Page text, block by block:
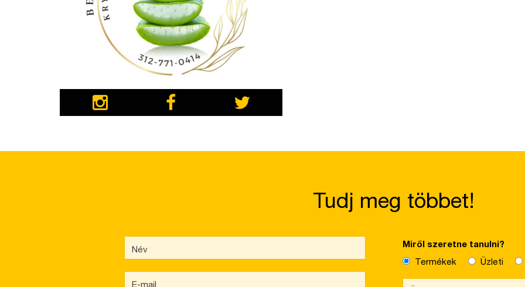
Tudj meg többet!
Miről szeretne tanulni?
Termékek
Üzleti